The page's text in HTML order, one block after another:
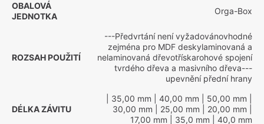
OBALOVÁ
JEDNOTKA
Orga-Box
ROZSAH POUŽITÍ
---Předvrtání není vyžadovánovhodné
zejména pro MDF deskylaminovaná a
nelaminovaná dřevotřískarohové spojení
tvrdého dřeva a masivního dřeva---
upevnění přední hrany
DÉLKA ZÁVITU
| 35,00 mm | 40,00 mm | 50,00 mm
30,00 mm | 25,00 mm | 20,00 mm
17,00 mm | 35,0 mm | 40,0 mm